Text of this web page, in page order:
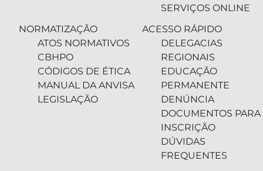
SERVIÇOS ONLINE
NORMATIZAÇÃO
ATOS NORMATIVOS
CBHPO
CÓDIGOS DE ÉTICA
MANUAL DA ANVISA
LEGISLAÇÃO
ACESSO RÁPIDO
DELEGACIAS
REGIONAIS
EDUCAÇÃO
PERMANENTE
DENÚNCIA
DOCUMENTOS PARA
INSCRIÇÃO
DÚVIDAS
FREQUENTES